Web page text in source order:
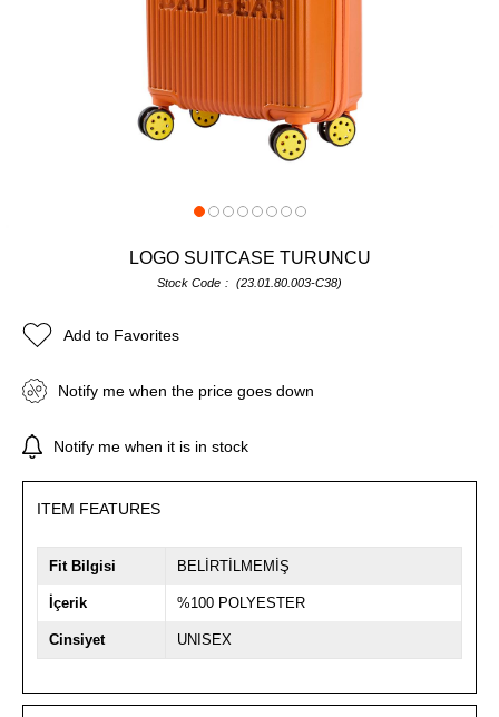
LOGO SUITCASE TURUNCU
Stock Code (23.01.80.003-C38)
Add to Favorites
Notify me when the price goes down
Notify me when it is in stock
ITEM FEATURES
Fit Bilgisi BELİRTİLMEMİŞ
İçerik %100 POLYESTER
Cinsiyet UNISEX